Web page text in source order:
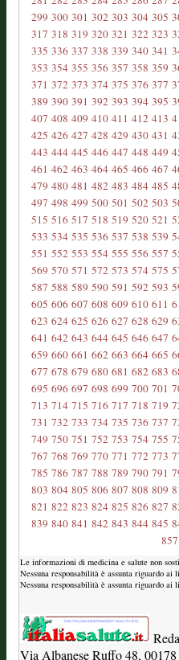
299 300 301 302 303 304 305
317 318 319 320 321 322 323
335 336 337 338 339 340 341
353 354 355 356 357 358 359
371 372 373 374 375 376 377
389 390 391 392 393 394 395
407 408 409 410 411 412 413
425 426 427 428 429 430 431
443 444 445 446 447 448 449
461 462 463 464 465 466 467
479 480 481 482 483 484 485
497 498 499 500 501 502 503
515 516 517 518 519 520 521
533 534 535 536 537 538 539
551 552 553 554 555 556 557
569 570 571 572 573 574 575
587 588 589 590 591 592 593
605 606 607 608 609 610 611
623 624 625 626 627 628 629
641 642 643 644 645 646 647
659 660 661 662 663 664 665
677 678 679 680 681 682 683
695 696 697 698 699 700 701
713 714 715 716 717 718 719
731 732 733 734 735 736 737
749 750 751 752 753 754 755
767 768 769 770 771 772 773
785 786 787 788 789 790 791
803 804 805 806 807 808 809
821 822 823 824 825 826 827
839 840 841 842 843 844 845
857
Le informazioni di medicina e salute non
Nessuna responsabilità è assunta riguardo
Nessuna responsabilità è assunta riguardo
Via Albanese Ruffo 48, 00178